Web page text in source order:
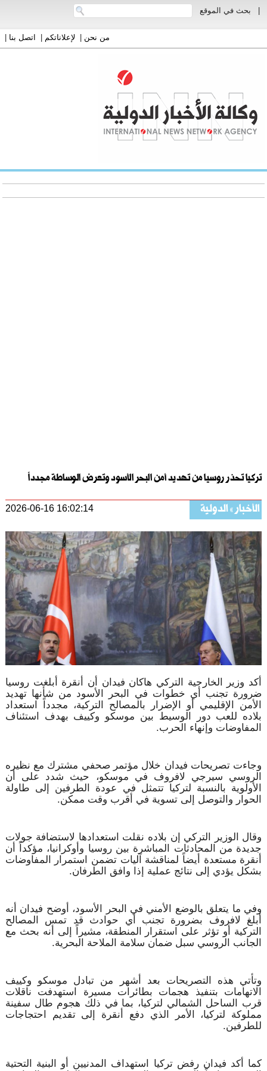
بحث في الموقع
من نحن| لإعلاناتكم| اتصل بنا|
تركيا تحذر روسيا من تهديد أمن البحر الأسود وتعرض الوساطة مجدداً
الأخبار الدولية 2026-06-16 16:02:14
أكد وزير الخارجية التركي هاكان فيدان أن أنقرة أبلغت روسيا
ضرورة تجنب أي خطوات في البحر الأسود من شأنها تهديد
الأمن الإقليمي أو الإضرار بالمصالح التركية، مجدداً استعداد
بلاده للعب دور الوسيط بين موسكو وكييف بهدف استئناف
المفاوضات وإنهاء الحرب.
وجاءت تصريحات فيدان خلال مؤتمر صحفي مشترك مع نظيره
الروسي سيرجي لافروف في موسكو، حيث شدد على أن
الأولوية بالنسبة لتركيا تتمثل في عودة الطرفين إلى طاولة
الحوار والتوصل إلى تسوية في أقرب وقت ممكن.
وقال الوزير التركي إن بلاده نقلت استعدادها لاستضافة جولات
جديدة من المحادثات المباشرة بين روسيا وأوكرانيا، مؤكداً أن
أنقرة مستعدة أيضاً لمناقشة آليات تضمن استمرار المفاوضات
بشكل يؤدي إلى نتائج عملية إذا وافق الطرفان.
وفي ما يتعلق بالوضع الأمني في البحر الأسود، أوضح فيدان أنه
أبلغ لافروف بضرورة تجنب أي حوادث قد تمس المصالح
التركية أو تؤثر على استقرار المنطقة، مشيراً إلى أنه بحث مع
الجانب الروسي سبل ضمان سلامة الملاحة البحرية.
وتأتي هذه التصريحات بعد أشهر من تبادل موسكو وكييف
الاتهامات بتنفيذ هجمات بطائرات مسيرة استهدفت ناقلات
قرب الساحل الشمالي لتركيا، بما في ذلك هجوم طال سفينة
مملوكة لتركيا، الأمر الذي دفع أنقرة إلى تقديم احتجاجات
للطرفين.
كما أكد فيدان رفض تركيا استهداف المدنيين أو البنية التحتية